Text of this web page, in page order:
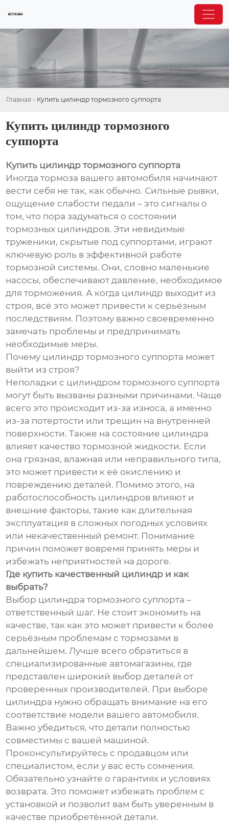
Главная - Купить цилиндр тормозного суппорта
Купить цилиндр тормозного
суппорта
Купить цилиндр тормозного суппорта
Иногда тормоза вашего автомобиля начинают
вести себя не так, как обычно. Сильные рывки,
ощущение слабости педали – это сигналы о
том, что пора задуматься о состоянии
тормозных цилиндров. Эти невидимые
труженики, скрытые под суппортами, играют
ключевую роль в эффективной работе
тормозной системы. Они, словно маленькие
насосы, обеспечивают давление, необходимое
для торможения. А когда цилиндр выходит из
строя, всё это может привести к серьёзным
последствиям. Поэтому важно своевременно
замечать проблемы и предпринимать
необходимые меры.
Почему цилиндр тормозного суппорта может
выйти из строя?
Неполадки с цилиндром тормозного суппорта
могут быть вызваны разными причинами. Чаще
всего это происходит из-за износа, а именно
из-за потертости или трещин на внутренней
поверхности. Также на состояние цилиндра
влияет качество тормозной жидкости. Если
она грязная, влажная или неправильного типа,
это может привести к её окислению и
повреждению деталей. Помимо этого, на
работоспособность цилиндров влияют и
внешние факторы, такие как длительная
эксплуатация в сложных погодных условиях
или некачественный ремонт. Понимание
причин поможет вовремя принять меры и
избежать неприятностей на дороге.
Где купить качественный цилиндр и как
выбрать?
Выбор цилиндра тормозного суппорта –
ответственный шаг. Не стоит экономить на
качестве, так как это может привести к более
серьёзным проблемам с тормозами в
дальнейшем. Лучше всего обратиться в
специализированные автомагазины, где
представлен широкий выбор деталей от
проверенных производителей. При выборе
цилиндра нужно обращать внимание на его
соответствие модели вашего автомобиля.
Важно убедиться, что детали полностью
совместимы с вашей машиной.
Проконсультируйтесь с продавцом или
специалистом, если у вас есть сомнения.
Обязательно узнайте о гарантиях и условиях
возврата. Это поможет избежать проблем с
установкой и позволит вам быть уверенным в
качестве приобретённой детали.